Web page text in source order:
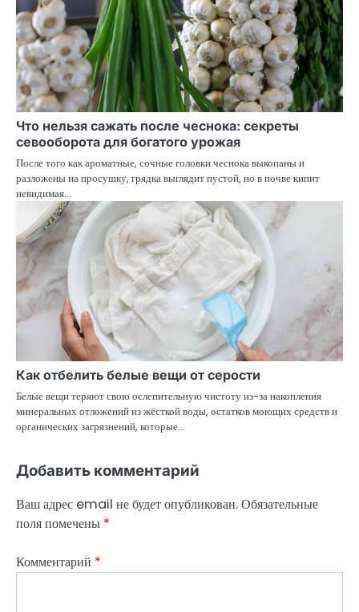
Что нельзя сажать после чеснока: секреты
севооборота для богатого урожая
После того как ароматные, сочные головки чеснока выкопаны и
разложены на просушку, грядка выглядит пустой, но в почве кипит
невидимая…
Как отбелить белые вещи от серости
Белые вещи теряют свою ослепительную чистоту из-за накопления
минеральных отложений из жёсткой воды, остатков моющих средств и
органических загрязнений, которые…
Добавить комментарий
Ваш адрес email не будет опубликован.Обязательные
поля помечены *
Комментарий *